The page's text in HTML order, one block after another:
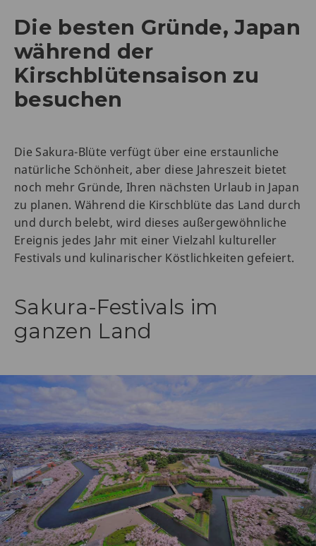
Die besten Gründe, Japan
während der
Kirschblütensaison zu
besuchen
Die Sakura-Blüte verfügt über eine erstaunliche
natürliche Schönheit, aber diese Jahreszeit bietet
noch mehr Gründe, Ihren nächsten Urlaub in Japan
zu planen. Während die Kirschblüte das Land durch
und durch belebt, wird dieses außergewöhnliche
Ereignis jedes Jahr mit einer Vielzahl kultureller
Festivals und kulinarischer Köstlichkeiten gefeiert.
Sakura-Festivals im
ganzen Land